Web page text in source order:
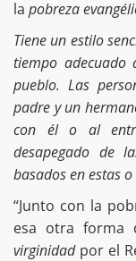
la pobreza
Tiene un estilo
tiempo
pueblo. Las
padre y un
con él o al
desapegado de
basados en estas
“Junto con la
esa otra forma
virginidadpor el